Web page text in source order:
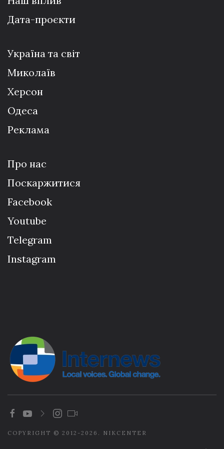
Дата-проєкти
Україна та світ
Миколаїв
Херсон
Одеса
Реклама
Про нас
Поскаржитися
Facebook
Youtube
Telegram
Instagram
COPYRIGHT © 2012-2026. NIKCENTER